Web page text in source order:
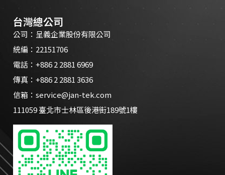
台灣總公司
公司：呈義企業股份有限公司
統編：22151706
電話：+886 2 2881 6969
傳真：+886 2 2881 3636
信箱： service@jan-tek.com
111059 臺北市士林區後港街189號1樓